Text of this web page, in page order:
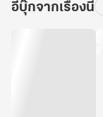
อีบุ๊กจากเรื่องนี้